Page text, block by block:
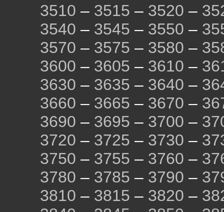
3510 – 3515 – 3520 –
3540 – 3545 – 3550 –
3570 – 3575 – 3580 –
3600 – 3605 – 3610 –
3630 – 3635 – 3640 –
3660 – 3665 – 3670 –
3690 – 3695 – 3700 –
3720 – 3725 – 3730 –
3750 – 3755 – 3760 –
3780 – 3785 – 3790 –
3810 – 3815 – 3820 –